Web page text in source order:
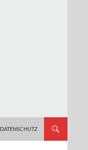
DATENSCHUTZ